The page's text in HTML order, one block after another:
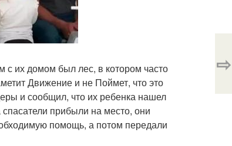
с их домом был лес, в котором часто
Движение и не Поймет, что это
и сообщил, что их ребенка нашел
прибыли на место, они
помощь, а потом передали
⇨